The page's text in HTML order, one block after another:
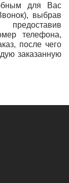
для Вас
выбрав
телефона,
после чего
заказанную